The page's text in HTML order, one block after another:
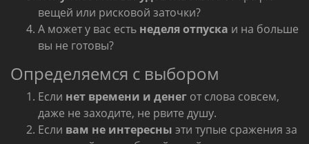
вещей или рисковой заточки?
А может у вас есть неделя отпуска и на больше
вы не готовы?
Определяемся с выбором
Если нет времени и денег от слова совсем,
даже не заходите, не рвите душу.
Если вам не интересны эти тупые сражения за